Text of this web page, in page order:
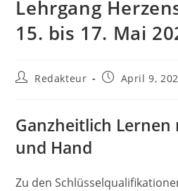
Lehrgang
15. bis 17. Mai
Beitrags-
Redakteur
BeitragApril 9,
Ganzheitlich Lernen
und Hand
Zu den